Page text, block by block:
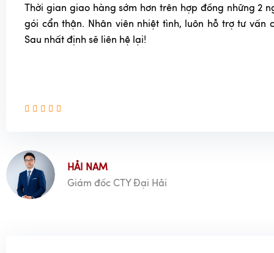
Thời gian giao hàng sớm hơn trên hợp đồng những 2
gói cẩn thận. Nhân viên nhiệt tình, luôn hỗ trợ tư vấn
Sau nhất định sẽ liên hệ lại!
HẢI NAM
Giám đốc CTY Đại Hải